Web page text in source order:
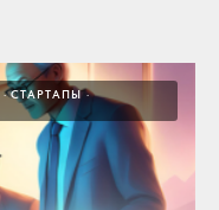
СТАРТАПЫ